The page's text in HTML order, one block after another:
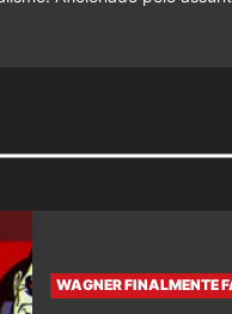
WAGNER FINALMENTE